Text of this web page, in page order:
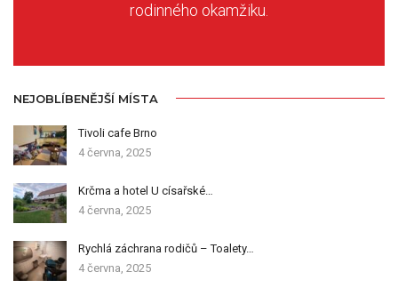
rodinného okamžiku.
NEJOBLÍBENĚJŠÍ MÍSTA
Tivoli cafe Brno
4 června, 2025
Krčma a hotel U císařské…
4 června, 2025
Rychlá záchrana rodičů – Toalety…
4 června, 2025